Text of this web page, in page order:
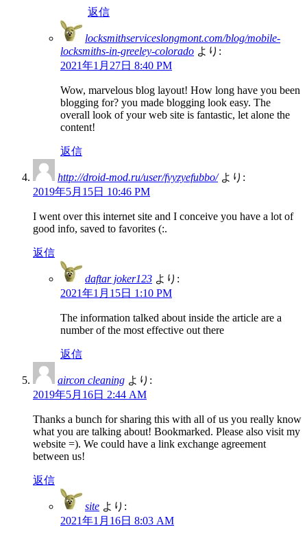
返信
locksmithserviceslongmont.com/blog/mobile-
locksmiths-in-greeley-colorado より:
2021年1月27日 8:40 PM
Wow, marvelous blog layout! How long have you been
blogging for? you made blogging look easy. The
overall look of your web site is fantastic, let alone the
content!
返信
http://droid-mod.ru/user/fvyzyefubbo/ より:
2019年5月15日 10:46 PM
I went over this internet site and I conceive you have a lot of
good info, saved to favorites (:.
返信
daftar joker123 より:
2021年1月15日 1:10 PM
The information talked about inside the article are a
number of the most effective out there
返信
aircon cleaning より:
2019年5月16日 2:44 AM
Thanks a bunch for sharing this with all of us you really know
what you are talking about! Bookmarked. Please also visit my
website =). We could have a link exchange agreement
between us!
返信
site より:
2021年1月16日 8:03 AM